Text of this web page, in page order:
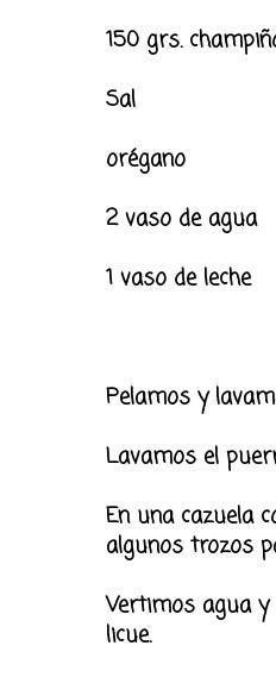
150 grs.
Sal
orégano
2 vaso de agua
1 vaso de leche
Pelamos y
Lavamos el
En una cazuela
algunos trozos
Vertimos agua y
licue.